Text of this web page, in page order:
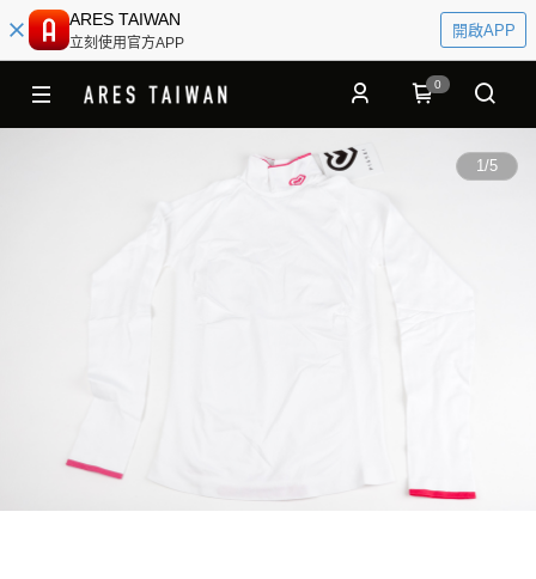
ARES TAIWAN
立刻使用官方APP
開啟APP
0
1/5